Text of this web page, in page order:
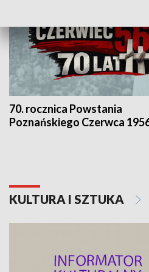
70. rocznica Powstania
Poznańskiego Czerwca
KULTURA I SZTUKA